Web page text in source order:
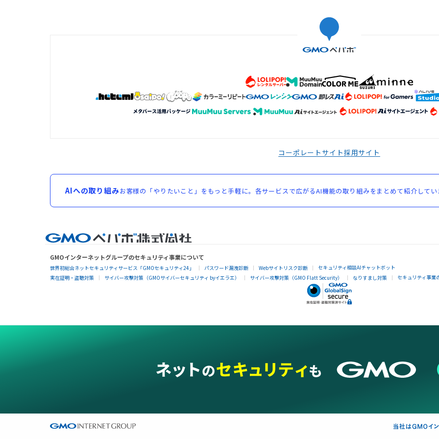
コーポレートサイト採用サイト
AIへの取り組みお客様の「やりたいこと」をもっと手軽に。各サービスで広がるAI機能の取り組みをまとめて紹介して
GMOインターネットグループのセキュリティ事業について
世界初総合ネットセキュリティサービス「GMOセキュリティ24」 パスワード漏洩診断 Webサイトリスク診断
セキュリティ相談AIチャットボット
実在証明・盗聴対策
サイバー攻撃対策（GMOサイバーセキュリティ byイエラエ） サイバー攻撃対策（GMO Flatt Security） なりすまし対策 セキュリティ事業